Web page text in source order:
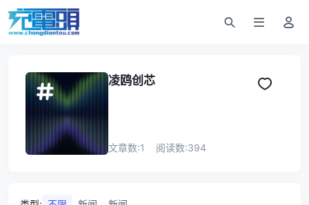
凌鸥创芯
文章数:1 阅读数:394